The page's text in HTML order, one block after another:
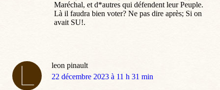
Maréchal, et d*autres qui défendent leur Peuple.
Là il faudra bien voter? Ne pas dire après; Si on
avait SU!.
leon pinault
dit
22 décembre 2023 à 11 h 31 min